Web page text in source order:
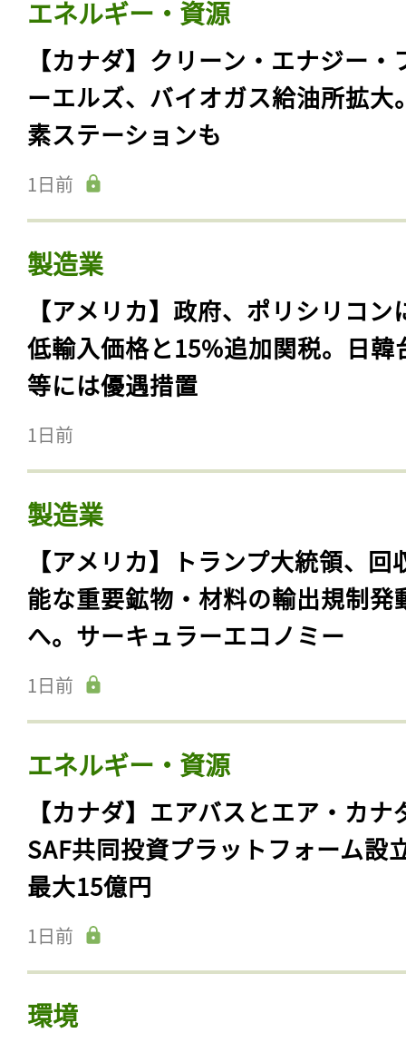
エネルギー・資源
【カナダ】クリーン・エナジー・
ーエルズ、バイオガス給油所拡大
素ステーションも
1日前
製造業
【アメリカ】政府、ポリシリコン
低輸入価格と15%追加関税。日韓
等には優遇措置
1日前
製造業
【アメリカ】トランプ大統領、回
能な重要鉱物・材料の輸出規制発
へ。サーキュラーエコノミー
1日前
エネルギー・資源
【カナダ】エアバスとエア・カナ
SAF共同投資プラットフォーム設
最大15億円
1日前
環境